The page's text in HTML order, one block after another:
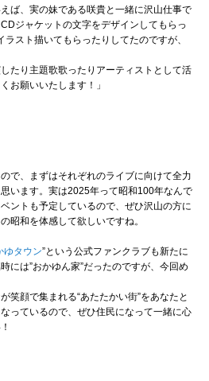
ば、実の妹である咲貴と一緒に沢山仕事で
ジャケットの文字をデザインしてもらっ
スト描いてもらったりしてたのですが、
たり主題歌歌ったりアーティストとして活
お願いいたします！」
で、まずはそれぞれのライブに向けて全力
います。実は2025年って昭和100年なんで
ントも予定しているので、ぜひ沢山の方に
昭和を体感して欲しいですね。
ゆタウン”という公式ファンクラブも新たに
には”おかゆん家”だったのですが、今回め
笑顔で集まれる“あたたかい街”をあなたと
っているので、ぜひ住民になって一緒に心